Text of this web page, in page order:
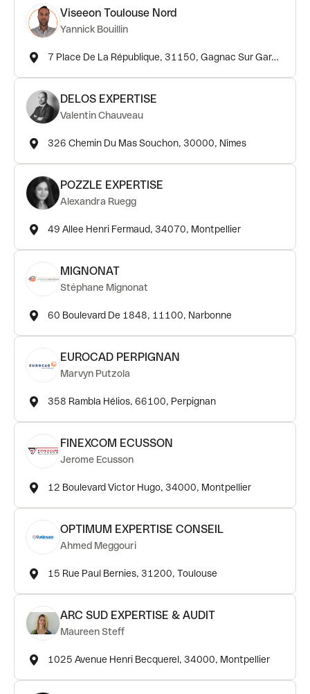
Viseeon Toulouse Nord
Yannick Bouillin
7 Place De La République, 31150, Gagnac Sur Garonne
DELOS EXPERTISE
Valentin Chauveau
326 Chemin Du Mas Souchon, 30000, Nîmes
POZZLE EXPERTISE
Alexandra Ruegg
49 Allee Henri Fermaud, 34070, Montpellier
MIGNONAT
Stéphane Mignonat
60 Boulevard De 1848, 11100, Narbonne
EUROCAD PERPIGNAN
Marvyn Putzola
358 Rambla Hélios, 66100, Perpignan
FINEXCOM ECUSSON
Jerome Ecusson
12 Boulevard Victor Hugo, 34000, Montpellier
OPTIMUM EXPERTISE CONSEIL
Ahmed Meggouri
15 Rue Paul Bernies, 31200, Toulouse
ARC SUD EXPERTISE & AUDIT
Maureen Steff
1025 Avenue Henri Becquerel, 34000, Montpellier